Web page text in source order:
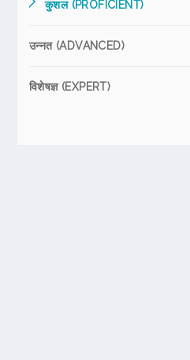
कुशल (PROFICIENT)
उन्नत (ADVANCED)
विशेषज्ञ (EXPERT)